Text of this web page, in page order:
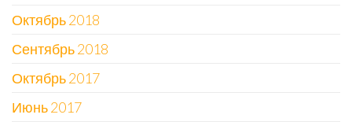
Октябрь 2018
Сентябрь 2018
Октябрь 2017
Июнь 2017